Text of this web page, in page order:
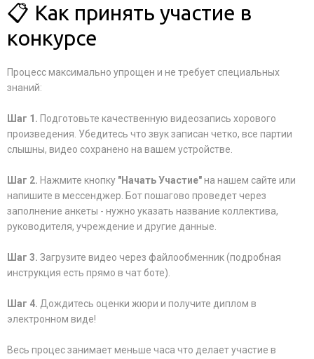
📋 Как принять участие в
конкурсе
Процесс максимально упрощен и не требует специальных
знаний:
Шаг 1. Подготовьте качественную видеозапись хорового
произведения. Убедитесь что звук записан четко, все партии
слышны, видео сохранено на вашем устройстве.
Шаг 2. Нажмите кнопку "Начать Участие"на нашем сайте или
напишите в мессенджер. Бот пошагово проведет через
заполнение анкеты - нужно указать название коллектива,
руководителя, учреждение и другие данные.
Шаг 3. Загрузите видео через файлообменник (подробная
инструкция есть прямо в чат боте).
Шаг 4. Дождитесь оценки жюри и получите диплом в
электронном виде!
Весь процес занимает меньше часа что делает участие в